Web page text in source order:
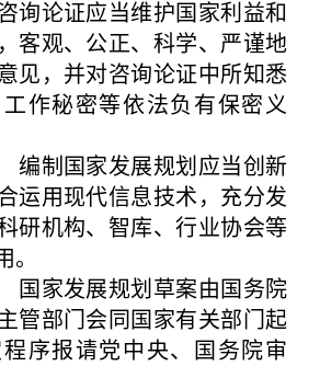
论证应当维护国家利益和
客观、公正、科学、严谨地
见，并对咨询论证中所知悉
作秘密等依法负有保密义
制国家发展规划应当创新
运用现代信息技术，充分发
研机构、智库、行业协会等
家发展规划草案由国务院
管部门会同国家有关部门起
序报请党中央、国务院审